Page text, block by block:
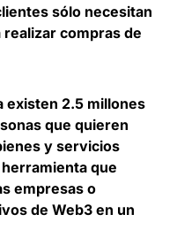
sólo necesitan
compras de
existen 2.5 millones
que quieren
y servicios
que
empresas o
de Web3 en un